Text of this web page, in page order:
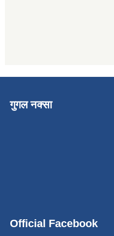
गुगल नक्सा
Official Facebook